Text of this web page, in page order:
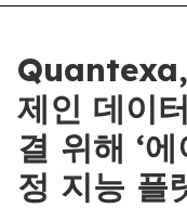
제인 데이
결 위해 ‘
정 지능 플